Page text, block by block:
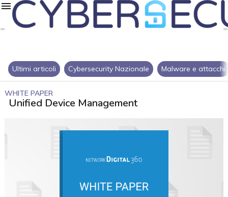
Ultimi articoli Cybersecurity Nazionale Malware e attacchi
WHITE PAPER
Unified Device Management